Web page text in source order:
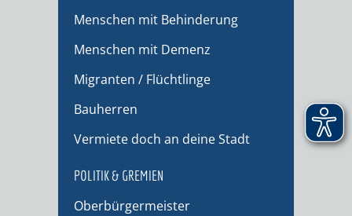
Menschen mit Behinderung
Menschen mit Demenz
Migranten / Flüchtlinge
Bauherren
Vermiete doch an deine Stadt
POLITIK & GREMIEN
Oberbürgermeister